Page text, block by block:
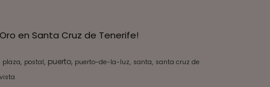
en Santa Cruz de Tenerife!
plaza postal puerto puerto-de-la-luz santa santa cruz de
vista